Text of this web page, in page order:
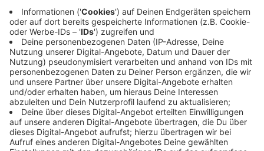
Vor allem abgeknickte Äste und umgekippte Bäume
sorgten für Feuerwehreinsätze bei uns in der Stadt.
Für einen Großeinsatz der Feuerwehr sorgte ein 20
Meter hohes Gerüst auf dem Hellweg in Flingern, bei
dem sich mehrere Anker aus der Hausfassade gelöst
hatten. Noch bis 18 Uhr gilt für Düsseldorf eine
Unwetterwarnung vor schweren Sturmböen. Der
Deutsche Wetterdienst warnt aber noch bis über das